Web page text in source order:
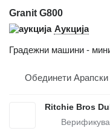
Granit G800
Аукција
Градежни машини -
Обединети
Ritchie Bros